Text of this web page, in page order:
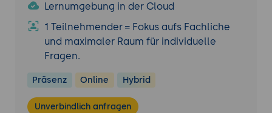
Lernumgebung in der Cloud
1 Teilnehmender = Fokus aufs Fachliche
und maximaler Raum für individuelle
Fragen.
Präsenz Online Hybrid
Unverbindlich anfragen